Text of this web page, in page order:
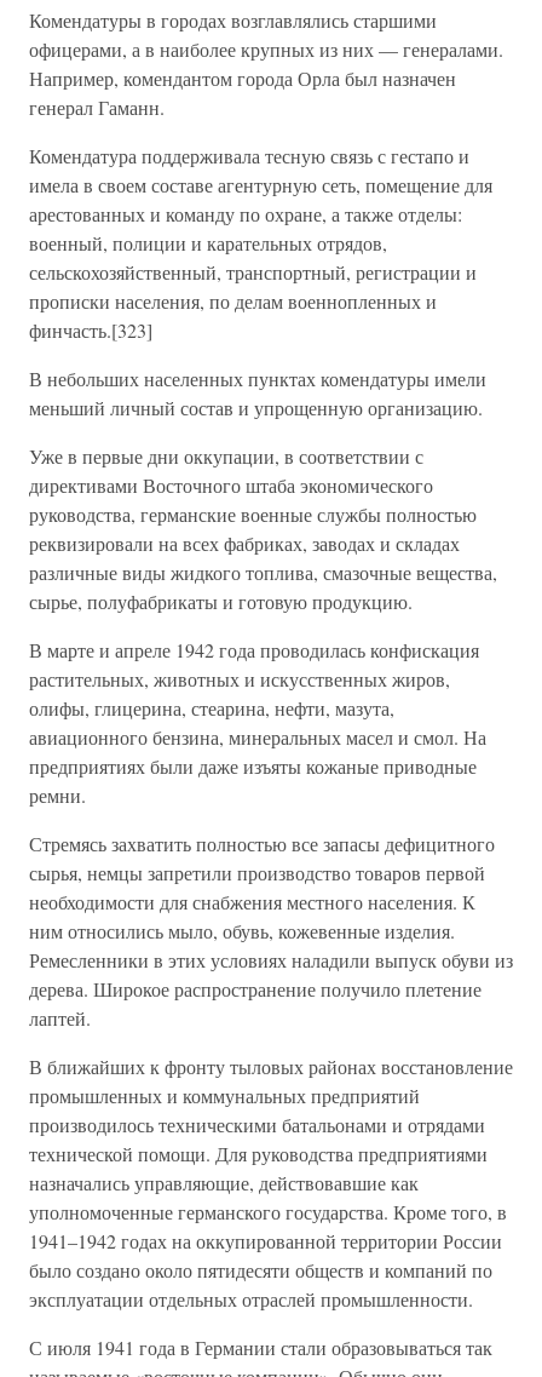
Комендатуры в городах возглавлялись старшими
офицерами, а в наиболее крупных из них — генералами.
Например, комендантом города Орла был назначен
генерал Гаманн.
Комендатура поддерживала тесную связь с гестапо и
имела в своем составе агентурную сеть, помещение для
арестованных и команду по охране, а также отделы:
военный, полиции и карательных отрядов,
сельскохозяйственный, транспортный, регистрации и
прописки населения, по делам военнопленных и
финчасть.[323]
В небольших населенных пунктах комендатуры имели
меньший личный состав и упрощенную организацию.
Уже в первые дни оккупации, в соответствии с
директивами Восточного штаба экономического
руководства, германские военные службы полностью
реквизировали на всех фабриках, заводах и складах
различные виды жидкого топлива, смазочные вещества,
сырье, полуфабрикаты и готовую продукцию.
В марте и апреле 1942 года проводилась конфискация
растительных, животных и искусственных жиров,
олифы, глицерина, стеарина, нефти, мазута,
авиационного бензина, минеральных масел и смол. На
предприятиях были даже изъяты кожаные приводные
ремни.
Стремясь захватить полностью все запасы дефицитного
сырья, немцы запретили производство товаров первой
необходимости для снабжения местного населения. К
ним относились мыло, обувь, кожевенные изделия.
Ремесленники в этих условиях наладили выпуск обуви из
дерева. Широкое распространение получило плетение
лаптей.
В ближайших к фронту тыловых районах восстановление
промышленных и коммунальных предприятий
производилось техническими батальонами и отрядами
технической помощи. Для руководства предприятиями
назначались управляющие, действовавшие как
уполномоченные германского государства. Кроме того, в
1941–1942 годах на оккупированной территории России
было создано около пятидесяти обществ и компаний по
эксплуатации отдельных отраслей промышленности.
С июля 1941 года в Германии стали образовываться так